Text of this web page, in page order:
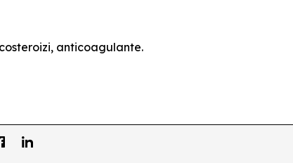
anticoagulante.